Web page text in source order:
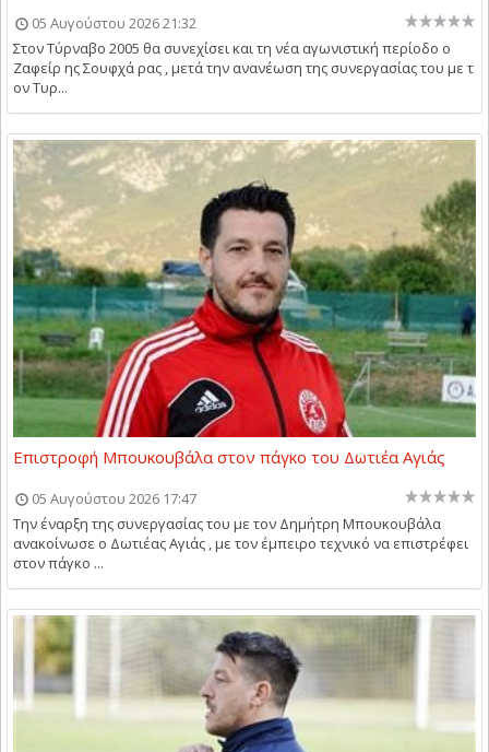
05 Αυγούστου 2026 21:32
Στον Τύρναβο 2005 θα συνεχίσει και τη νέα αγωνιστική περίοδο ο
Ζαφείρ ης Σουφχά ρας , μετά την ανανέωση της συνεργασίας του με τ
ον Τυρ...
Επιστροφή Μπουκουβάλα στον πάγκο του Δωτιέα Αγιάς
05 Αυγούστου 2026 17:47
Την έναρξη της συνεργασίας του με τον Δημήτρη Μπουκουβάλα
ανακοίνωσε ο Δωτιέας Αγιάς , με τον έμπειρο τεχνικό να επιστρέφει
στον πάγκο ...